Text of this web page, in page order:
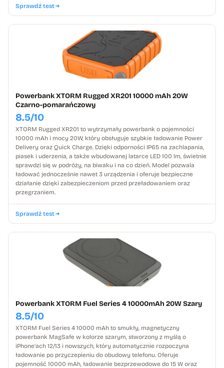
Sprawdź test
Powerbank XTORM Rugged XR201 10000 mAh 20W
Czarno-pomarańczowy
8.5/10
XTORM Rugged XR201 to wytrzymały powerbank o pojemności
10000 mAh i mocy 20W, który obsługuje szybkie ładowanie Power
Delivery oraz Quick Charge. Dzięki odporności IP65 na zachlapania,
piasek i uderzenia, a także wbudowanej latarce LED 100 lm, świetnie
sprawdzi się w podróży, na biwaku i na co dzień. Model pozwala
ładować jednocześnie nawet 3 urządzenia i oferuje bezpieczne
działanie dzięki zabezpieczeniom przed przeładowaniem oraz
przegrzaniem.
Sprawdź test
Powerbank XTORM Fuel Series 4 10000mAh 20W Szary
8.5/10
XTORM Fuel Series 4 10000 mAh to smukły, magnetyczny
powerbank MagSafe w kolorze szarym, stworzony z myślą o
iPhone’ach 12/13 i nowszych, który automatycznie rozpoczyna
ładowanie po przyczepieniu do obudowy telefonu. Oferuje
pojemność 10000 mAh, ładowanie bezprzewodowe do 15 W oraz